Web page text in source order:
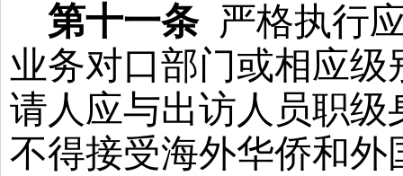
第十一条 严格执行
业务对口部门或相应
请人应与出访人员职
不得接受海外华侨和